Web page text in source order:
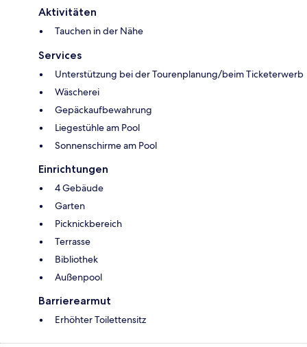
Aktivitäten
Tauchen in der Nähe
Services
Unterstützung bei der Tourenplanung/beim Ticketerwerb
Wäscherei
Gepäckaufbewahrung
Liegestühle am Pool
Sonnenschirme am Pool
Einrichtungen
4 Gebäude
Garten
Picknickbereich
Terrasse
Bibliothek
Außenpool
Barrierearmut
Erhöhter Toilettensitz